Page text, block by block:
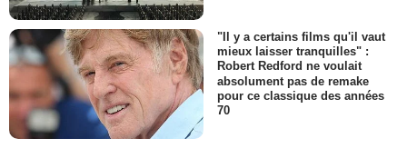
"Il y a certains films qu'il vaut
mieux laisser tranquilles" :
Robert Redford ne voulait
absolument pas de remake
pour ce classique des années
70